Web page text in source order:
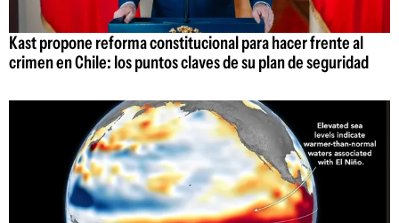
Kast propone reforma constitucional para hacer frente al
crimen en Chile: los puntos claves de su plan de seguridad